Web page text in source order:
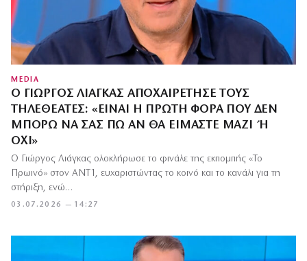
MEDIA
Ο ΓΙΏΡΓΟΣ ΛΙΆΓΚΑΣ ΑΠΟΧΑΙΡΈΤΗΣΕ ΤΟΥΣ
ΤΗΛΕΘΕΑΤΈΣ: «ΕΊΝΑΙ Η ΠΡΏΤΗ ΦΟΡΆ ΠΟΥ ΔΕΝ
ΜΠΟΡΏ ΝΑ ΣΑΣ ΠΩ ΑΝ ΘΑ ΕΊΜΑΣΤΕ ΜΑΖΊ Ή Ό
ΧΙ»
03.07.2026 — 14:27
Ο Γιώργος Λιάγκας ολοκλήρωσε το φινάλε της εκπομπής «Το
Πρωινό» στον ΑΝΤ1, ευχαριστώντας το κοινό και το κανάλι για τη
στήριξη, ενώ…